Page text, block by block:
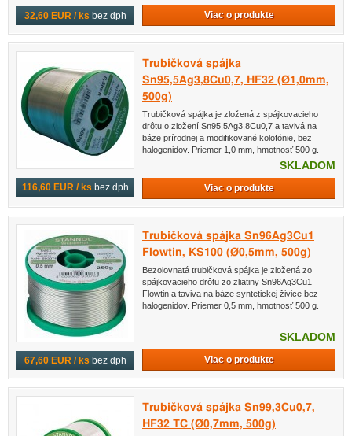
32,60 EUR / ks bez dph Viac o produkte
116,60 EUR / ks bez dph
Trubičková spájka
Sn95,5Ag3,8Cu0,7, HF32 (Ø1,0mm,
500g)
Trubičková spájka je zložená z spájkovacieho
drôtu o zložení Sn95,5Ag3,8Cu0,7 a tavivá na
báze prírodnej a modifikované kolofónie, bez
halogenidov. Priemer 1,0 mm, hmotnosť 500 g.
SKLADOM
Viac o produkte
67,60 EUR / ks bez dph
Trubičková spájka Sn96Ag3Cu1
Flowtin, KS100 (Ø0,5mm, 500g)
Bezolovnatá trubičková spájka je zložená zo
spájkovacieho drôtu zo zliatiny Sn96Ag3Cu1
Flowtin a taviva na báze syntetickej živice bez
halogenidov. Priemer 0,5 mm, hmotnosť 500 g.
SKLADOM
Viac o produkte
Trubičková spájka Sn99,3Cu0,7,
HF32 TC (Ø0,7mm, 500g)